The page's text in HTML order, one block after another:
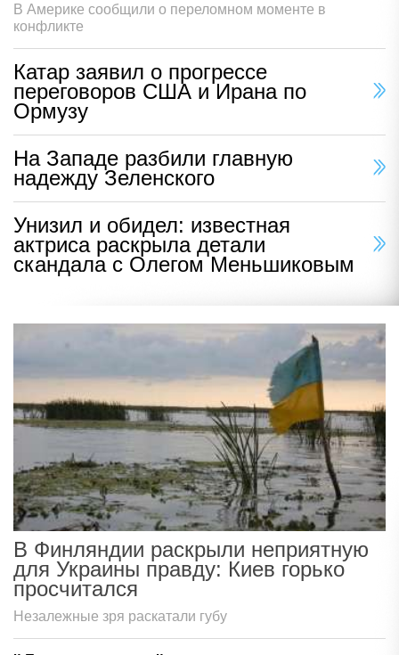
В Америке сообщили о переломном моменте в
конфликте
Катар заявил о прогрессе
переговоров США и Ирана по
Ормузу
На Западе разбили главную
надежду Зеленского
Унизил и обидел: известная
актриса раскрыла детали
скандала с Олегом Меньшиковым
В Финляндии раскрыли неприятную
для Украины правду: Киев горько
просчитался
Незалежные зря раскатали губу